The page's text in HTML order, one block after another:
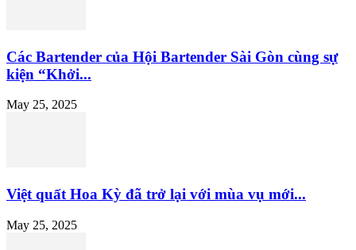
Các Bartender của Hội Bartender Sài Gòn cùng sự
kiện “Khởi...
May 25, 2025
Việt quất Hoa Kỳ đã trở lại với mùa vụ mới...
May 25, 2025